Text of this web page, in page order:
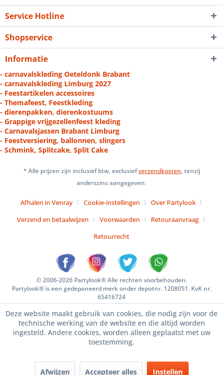
Service Hotline
Shopservice
Informatie
- carnavalskleding Oeteldonk Brabant
- carnavalskleding Limburg 2027
- Feestartikelen accessoires
- Themafeest, Feestkleding
- dierenpakken, dierenkostuums
- Grappige vrijgezellenfeest kleding
- Carnavalsjassen Brabant Limburg
- Feestversiering, ballonnen, slingers
- Schmink, Splitcake, Split Cake
* Alle prijzen zijn inclusief btw, exclusiefverzendkosten, tenzij
anderszins aangegeven.
Afhalen in Venray Cookie-instellingen
Over Partylook
Verzend en betaalwijzen
Voorwaarden
Retouraanvraag
Retourrecht
© 2006-2026 Partylook® Alle rechten voorbehouden.
Partylook® is een gedeponeerd merk onder depotnr. 1208051. KvK nr.
65416724
Deze website maakt gebruik van cookies, die nodig zijn voor de
technische werking van de website en die altijd worden
ingesteld. Andere cookies, worden alleen geplaatst met uw
toestemming.
Afwijzen Accepteer alles Instellen